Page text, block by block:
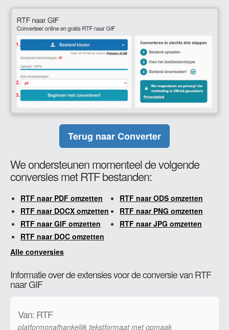
Terug naar Converter
We ondersteunen momenteel de volgende
conversies met RTF bestanden:
RTF naar PDF omzetten
RTF naar ODS omzetten
RTF naar DOCX omzetten
RTF naar PNG omzetten
RTF naar GIF omzetten
RTF naar JPG omzetten
RTF naar DOC omzetten
Alle conversies
Informatie over de extensies voor de conversie van RTF
naar GIF
Van: RTF
platformonafhankelijk tekstformaat met opmaak